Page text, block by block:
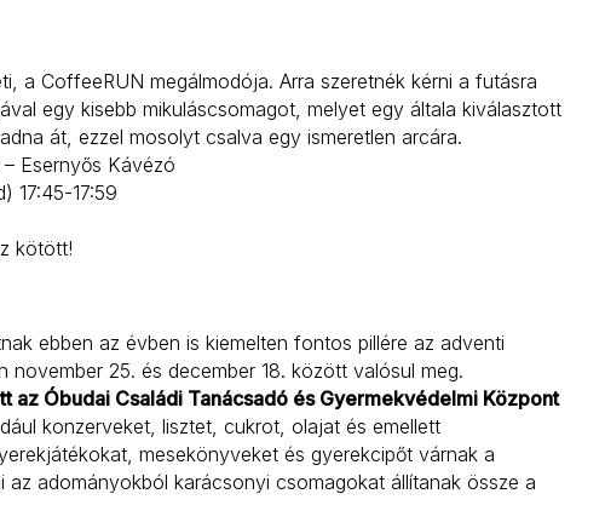
a CoffeeRUN megálmodója. Arra szeretnék kérni a futásra
egy kisebb mikuláscsomagot, melyet egy általa kiválasztott
át, ezzel mosolyt csalva egy ismeretlen arcára.
Esernyős Kávézó
17:45-17:59
kötött!
ebben az évben is kiemelten fontos pillére az adventi
25. és december 18. között valósul meg.
az Óbudai Családi Tanácsadó és Gyermekvédelmi Központ
konzerveket, lisztet, cukrot, olajat és emellett
mesekönyveket és gyerekcipőt várnak a
adományokból karácsonyi csomagokat állítanak össze a